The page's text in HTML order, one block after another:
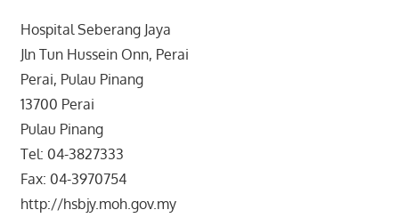
Hospital Seberang Jaya
Jln Tun Hussein Onn, Perai
Perai, Pulau Pinang
13700 Perai
Pulau Pinang
Tel: 04-3827333
Fax: 04-3970754
http://hsbjy.moh.gov.my